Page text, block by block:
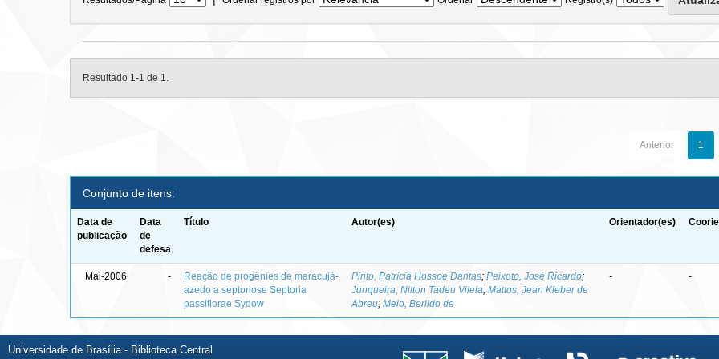
Resultado 1-1 de 1.
Anterior 1
Conjunto de itens:
Data de
publicação
Data
de
defesa
Título Autor(es) Orientador(es)
Mai-2006 -
Reação de progênies de maracujá-
azedo a septoriose Septoria
passiflorae Sydow
Pinto, Patrícia Hossoe Dantas;Peixoto, José Ricardo;
Junqueira, Nilton Tadeu Vilela;Mattos, Jean Kleber de
Abreu;Melo, Berildo de
- -
Universidade de Brasília - Biblioteca Central